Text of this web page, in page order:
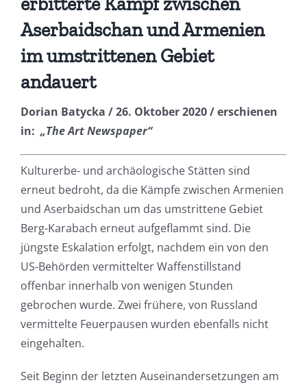
Aserbaidschan und Armenien
im umstrittenen Gebiet
andauert
Dorian Batycka / 26. Oktober 2020 / erschienen
in: „The Art Newspaper“
Kulturerbe- und archäologische Stätten sind
erneut bedroht, da die Kämpfe zwischen Armenien
und Aserbaidschan um das umstrittene Gebiet
Berg-Karabach erneut aufgeflammt sind. Die
jüngste Eskalation erfolgt, nachdem ein von den
US-Behörden vermittelter Waffenstillstand
offenbar innerhalb von wenigen Stunden
gebrochen wurde. Zwei frühere, von Russland
vermittelte Feuerpausen wurden ebenfalls nicht
eingehalten.
Seit Beginn der letzten Auseinandersetzungen am